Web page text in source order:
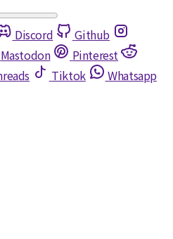
Discord
Github
Mastodon
Pinterest
Tiktok
Whatsapp